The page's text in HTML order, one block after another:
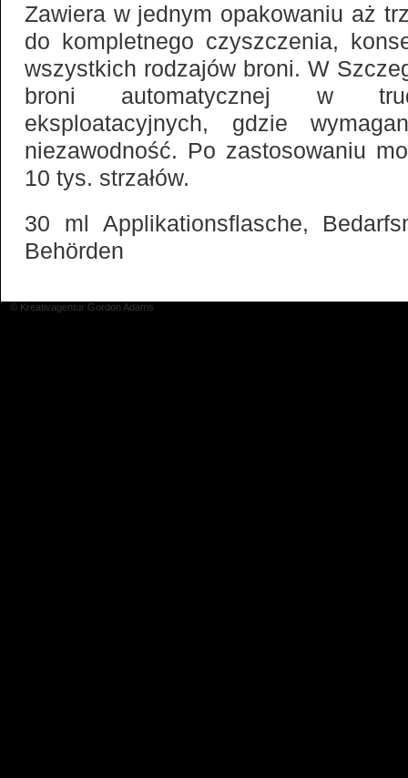
Zawiera w jednym opakowaniu aż
do kompletnego czyszczenia,
wszystkich rodzajów broni. W
broni automatycznej w
eksploatacyjnych, gdzie
niezawodność. Po zastosowaniu
10 tys. strzałów.
30 ml Applikationsflasche,
Behörden
© Kreativagentur Gordon Adams